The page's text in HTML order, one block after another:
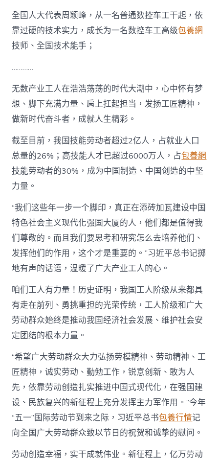
全国人大代表周颖峰，从一名普通数控车工干起，依
靠过硬的技术实力，成长为一名数控车工高级包養網
技师、全国技术能手；
…………
无数产业工人在浩浩荡荡的时代大潮中，心中怀有梦
想、脚下充满力量、肩上扛起担当，发扬工匠精神，
做新时代奋斗者，成就人生精彩。
截至目前，我国技能劳动者超过2亿人，占就业人口
总量的26%；高技能人才已超过6000万人，占包養網
技能劳动者的30%，成为中国制造、中国创造的中坚
力量。
“我们这些年一步一个脚印，真正在添砖加瓦建设中国
特色社会主义现代化强国大厦的人，他们都是值得我
们尊敬的。而且我们要思考和研究怎么去培养他们、
发挥他们的作用，这个才是重要的。”习近平总书记掷
地有声的话语，温暖了广大产业工人的心。
咱们工人有力量！历史证明，我国工人阶级从来都具
有走在前列、勇挑重担的光荣传统，工人阶级和广大
劳动群众始终是推动我国经济社会发展、维护社会安
定团结的根本力量。
“希望广大劳动群众大力弘扬劳模精神、劳动精神、工
匠精神，诚实劳动、勤勉工作，锐意创新、敢为人
先，依靠劳动创造扎实推进中国式现代化，在强国建
设、民族复兴的新征程上充分发挥主力军作用。”今年
“五一”国际劳动节到来之际，习近平总书包養行情记
向全国广大劳动群众致以节日的祝贺和诚挚的慰问。
劳动创造幸福，实干成就伟业。新征程上，亿万劳动